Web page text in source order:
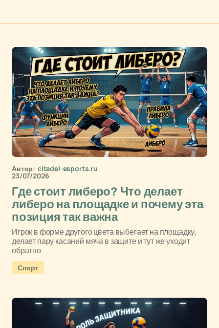
Автор: citadel-esports.ru
23/07/2026
Где стоит либеро? Что делает
либеро на площадке и почему эта
позиция так важна
Игрок в форме другого цвета выбегает на площадку,
делает пару касаний мяча в защите и тут же уходит
обратно
Спорт